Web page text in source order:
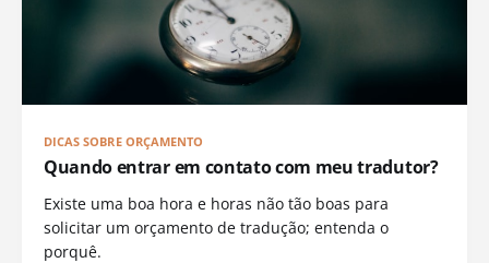
DICAS SOBRE ORÇAMENTO
Quando entrar em contato com meu tradutor?
Existe uma boa hora e horas não tão boas para
solicitar um orçamento de tradução; entenda o
porquê.